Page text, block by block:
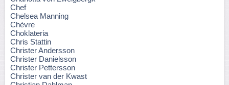
Chef
Chelsea Manning
Chèvre
Choklateria
Chris Stattin
Christer Andersson
Christer Danielsson
Christer Pettersson
Christer van der Kwast